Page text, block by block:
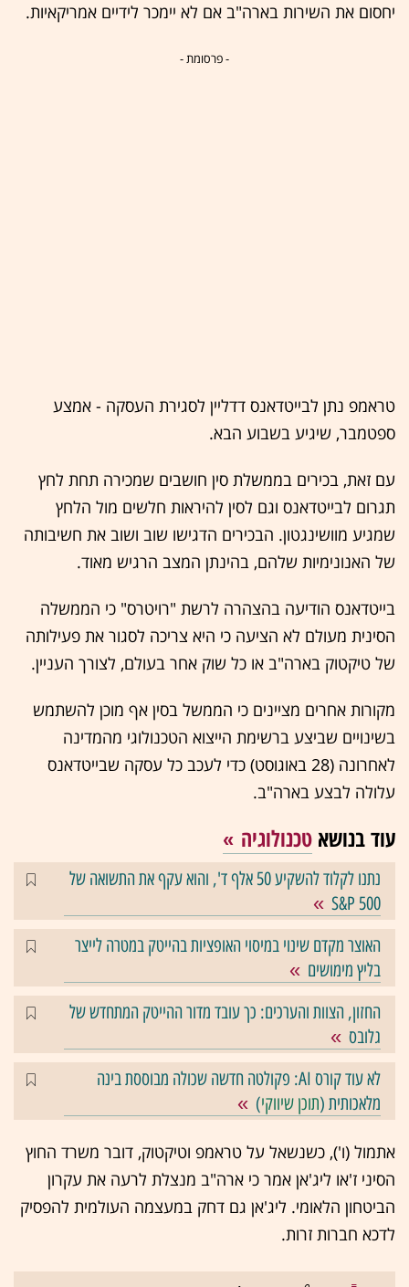
יחסום את השירות בארה"ב אם לא יימכר לידיים אמריקאיות.
- פרסומת -
טראמפ נתן לבייטדאנס דדליין לסגירת העסקה - אמצע
ספטמבר, שיגיע בשבוע הבא.
עם זאת, בכירים בממשלת סין חושבים שמכירה תחת לחץ
תגרום לבייטדאנס וגם לסין להיראות חלשים מול הלחץ
שמגיע מוושינגטון. הבכירים הדגישו שוב ושוב את חשיבותה
של האנונימיות שלהם, בהינתן המצב הרגיש מאוד.
בייטדאנס הודיעה בהצהרה לרשת "רויטרס" כי הממשלה
הסינית מעולם לא הציעה כי היא צריכה לסגור את פעילותה
של טיקטוק בארה"ב או כל שוק אחר בעולם, לצורך העניין.
מקורות אחרים מציינים כי הממשל בסין אף מוכן להשתמש
בשינויים שביצע ברשימת הייצוא הטכנולוגי מהמדינה
לאחרונה (28 באוגוסט) כדי לעכב כל עסקה שבייטדאנס
עלולה לבצע בארה"ב.
עוד בנושא טכנולוגיה
נתנו לקלוד להשקיע 50 אלף ד', והוא עקף את התשואה של
S&P 500
האוצר מקדם שינוי במיסוי האופציות בהייטק במטרה לייצר
בליץ מימושים
החזון, הצוות והערכים: כך עובד מדור ההייטק המתחדש של
גלובס
לא עוד קורס AI: פקולטה חדשה שכולה מבוססת בינה
מלאכותית (תוכן שיווקי)
אתמול (ו'), כשנשאל על טראמפ וטיקטוק, דובר משרד החוץ
הסיני ז'או ליג'אן אמר כי ארה"ב מנצלת לרעה את עקרון
הביטחון הלאומי. ליג'אן גם דחק במעצמה העולמית להפסיק
לדכא חברות זרות.